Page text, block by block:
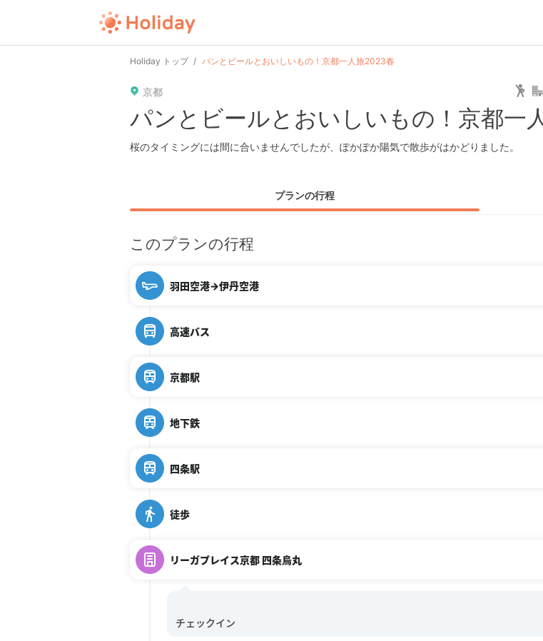
Holiday トップ パンとビールとおいしいもの！京都一人旅2023春
京都
パンとビールとおいしいもの！京都一
桜のタイミングには間に合いませんでしたが、ぽかぽか陽気で散歩がはかどりました。
プランの行程
このプランの行程
羽田空港→伊丹空港
高速バス
京都駅
地下鉄
四条駅
徒歩
リーガプレイス京都 四条烏丸